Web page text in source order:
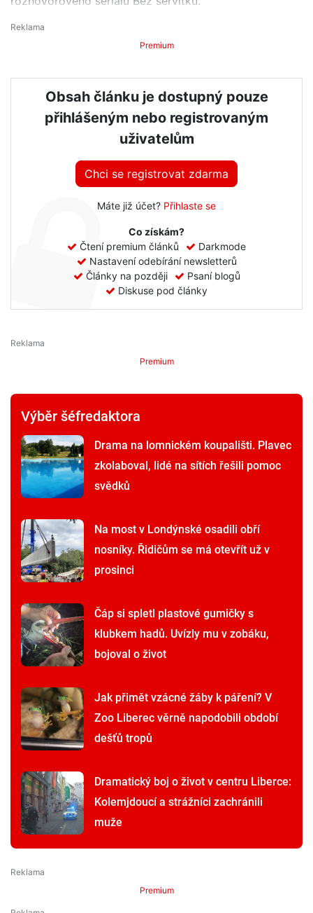
Premium
Obsah článku je dostupný pouze
přihlášeným nebo registrovaným
uživatelům
Chci se registrovat zdarma
Máte již účet? Přihlaste se
Co získám?
Čtení premium článků
Darkmode
Nastavení odebírání newsletterů
Články na později
Psaní blogů
Diskuse pod články
Premium
Výběr šéfredaktora
Drama na lomnickém koupališti. Plavec
zkolaboval, lidé na sítích řešili pomoc
svědků
Na most v Londýnské osadili obří
nosníky. Řidičům se má otevřít už v
prosinci
Čáp si spletl plastové gumičky s
klubkem hadů. Uvízly mu v zobáku,
bojoval o život
Jak přimět vzácné žáby k páření? V
Zoo Liberec věrně napodobili období
dešťů tropů
Dramatický boj o život v centru Liberce:
Kolemjdoucí a strážníci zachránili
muže
Premium